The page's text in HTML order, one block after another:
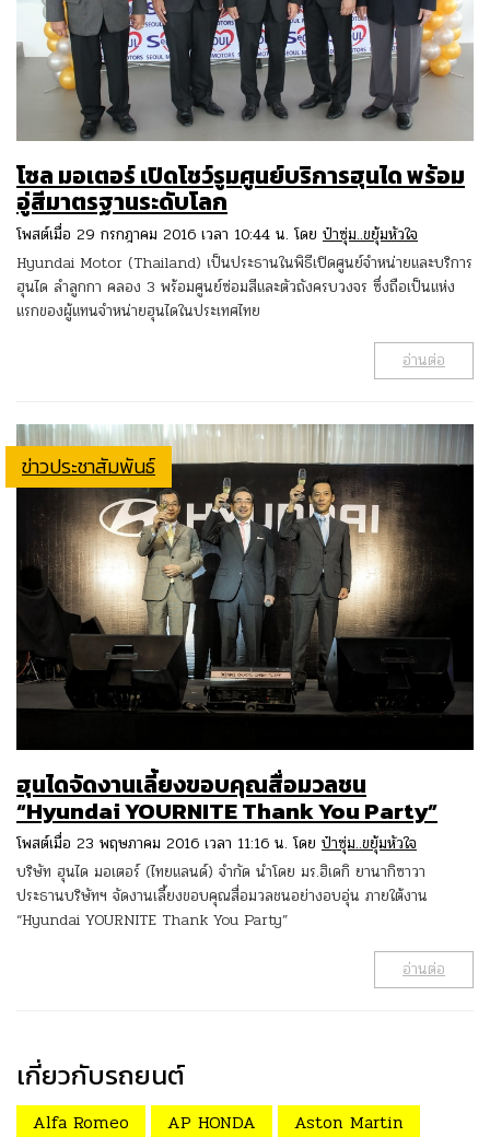
โซล มอเตอร์ เปิดโชว์รูมศูนย์บริการฮุนได พร้อม
อู่สีมาตรฐานระดับโลก
โพสต์เมื่อ 29 กรกฎาคม 2016 เวลา 10:44 น. โดย ป๋าซุ่ม..ขยุ้มหัวใจ
Hyundai Motor (Thailand) เป็นประธานในพิธีเปิดศูนย์จำหน่ายและบริการ
ฮุนได ลำลูกกา คลอง 3 พร้อมศูนย์ซ่อมสีและตัวถังครบวงจร ซึ่งถือเป็นแห่ง
แรกของผู้แทนจำหน่ายฮุนไดในประเทศไทย
อ่านต่อ
ข่าวประชาสัมพันธ์
ฮุนไดจัดงานเลี้ยงขอบคุณสื่อมวลชน
“Hyundai YOURNITE Thank You Party”
โพสต์เมื่อ 23 พฤษภาคม 2016 เวลา 11:16 น. โดย ป๋าซุ่ม..ขยุ้มหัวใจ
บริษัท ฮุนได มอเตอร์ (ไทยแลนด์) จำกัด นำโดย มร.ฮิเดกิ ยานากิซาวา
ประธานบริษัทฯ จัดงานเลี้ยงขอบคุณสื่อมวลชนอย่างอบอุ่น ภายใต้งาน
“Hyundai YOURNITE Thank You Party”
อ่านต่อ
เกี่ยวกับรถยนต์
Alfa Romeo AP HONDA
Aston Martin